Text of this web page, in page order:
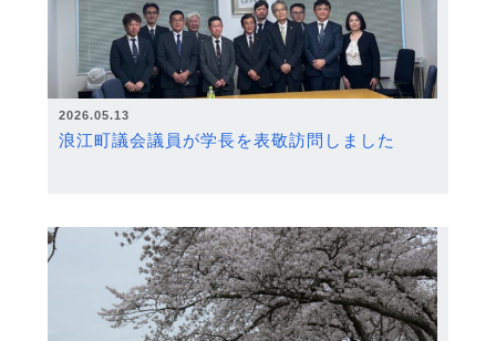
2026.05.13
浪江町議会議員が学長を表敬訪問しました